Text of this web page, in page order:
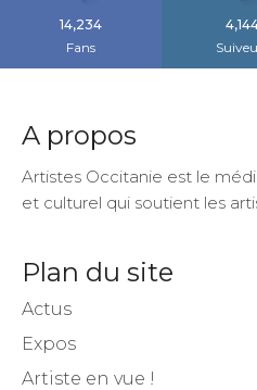
14,234
Fans
A propos
Artistes Occitanie est le
et culturel qui soutient les
Plan du site
Actus
Expos
Artiste en vue !